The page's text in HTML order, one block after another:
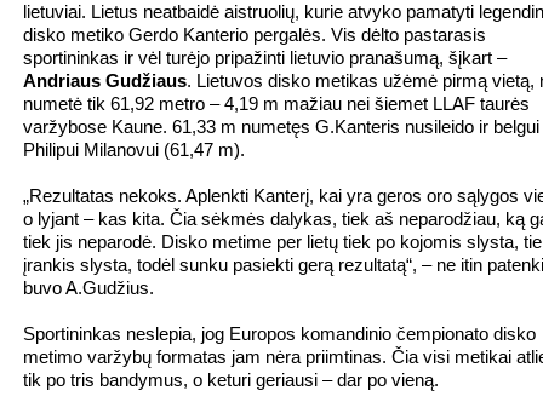
lietuviai. Lietus neatbaidė aistruolių, kurie atvyko pamatyti
disko metiko Gerdo Kanterio pergalės. Vis dėlto pastarasis
sportininkas ir vėl turėjo pripažinti lietuvio pranašumą, šįkart –
Andriaus Gudžiaus. Lietuvos disko metikas užėmė pirmą vietą,
numetė tik 61,92 metro – 4,19 m mažiau nei šiemet LLAF taurės
varžybose Kaune. 61,33 m numetęs G.Kanteris nusileido ir belgui
Philipui Milanovui (61,47 m).
„Rezultatas nekoks. Aplenkti Kanterį, kai yra geros oro sąlygos
o lyjant – kas kita. Čia sėkmės dalykas, tiek aš neparodžiau, ką
tiek jis neparodė. Disko metime per lietų tiek po kojomis slysta,
įrankis slysta, todėl sunku pasiekti gerą rezultatą“, – ne itin
buvo A.Gudžius.
Sportininkas neslepia, jog Europos komandinio čempionato disko
metimo varžybų formatas jam nėra priimtinas. Čia visi metikai
tik po tris bandymus, o keturi geriausi – dar po vieną.